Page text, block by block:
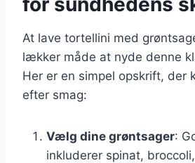
At lave tortellini med
lækker måde at nyde denne
Her er en simpel opskrift, der
efter smag:
Vælg dine grøntsager:
inkluderer spinat,